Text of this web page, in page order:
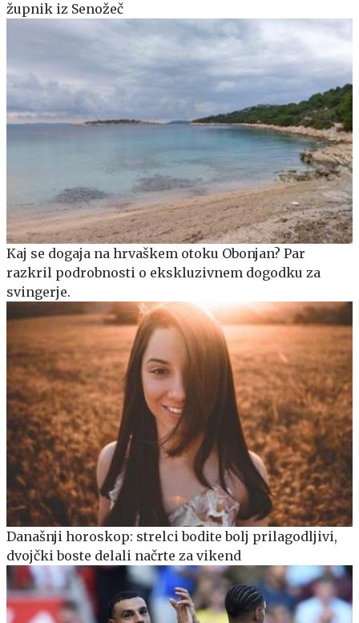
župnik iz Senožeč
Kaj se dogaja na hrvaškem otoku Obonjan? Par
razkril podrobnosti o ekskluzivnem dogodku za
svingerje.
Današnji horoskop: strelci bodite bolj prilagodljivi,
dvojčki boste delali načrte za vikend